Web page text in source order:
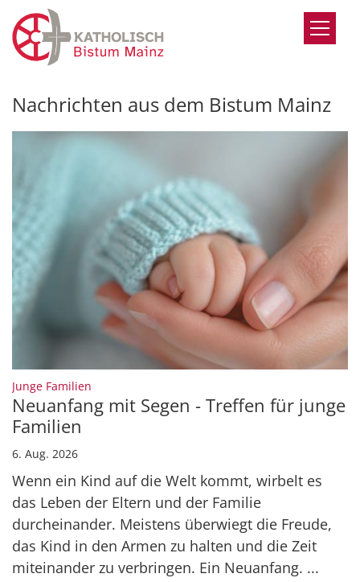
Zum Inhalt springen
Nachrichten aus dem Bistum Mainz
Junge Familien
Neuanfang mit Segen - Treffen für junge
Familien
6. Aug. 2026
Wenn ein Kind auf die Welt kommt, wirbelt es
das Leben der Eltern und der Familie
durcheinander. Meistens überwiegt die Freude,
das Kind in den Armen zu halten und die Zeit
miteinander zu verbringen. Ein Neuanfang. ...